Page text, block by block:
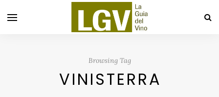
Browsing Tag
VINISTERRA